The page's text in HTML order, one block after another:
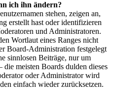
ich ihn ändern?
stehen, zeigen an,
erstellt hast oder identifizieren
und Administratoren.
Wortlaut eines Ranges nicht
Board-Administration festgelegt
sinnlosen Beiträge, nur um
meisten Boards dulden dieses
oder Administrator wird
einfach wieder zurücksetzen.